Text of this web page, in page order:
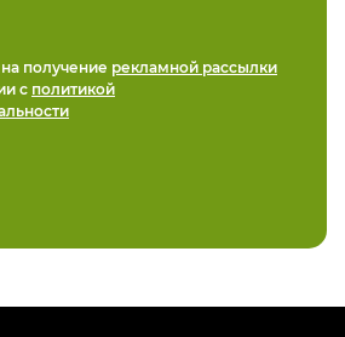
получение рекламной рассылки
с политикой